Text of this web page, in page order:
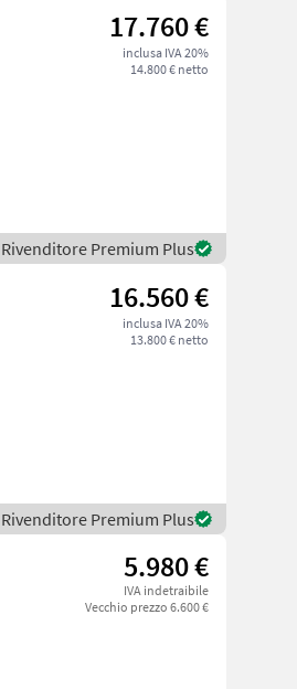
17.760 €
inclusa IVA 20%
14.800 € netto
Rivenditore Premium Plus
16.560 €
inclusa IVA 20%
13.800 € netto
Rivenditore Premium Plus
5.980 €
IVA indetraibile
Vecchio prezzo 6.600 €